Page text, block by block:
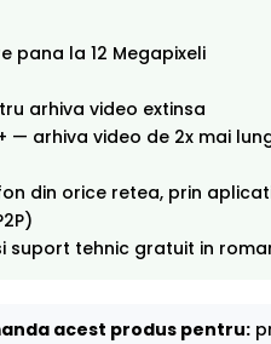
pana la 12 Megapixeli
arhiva video extinsa
— arhiva video de 2x mai
din orice retea, prin
suport tehnic gratuit in
acest produs pentru: